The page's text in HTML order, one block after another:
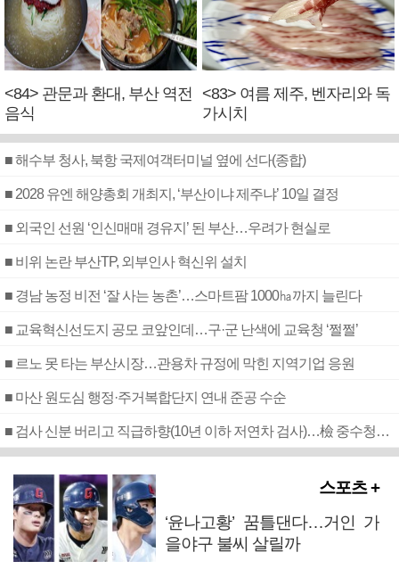
<84> 관문과 환대, 부산 역전
음식
<83> 여름 제주, 벤자리와 독
가시치
■ 해수부 청사, 북항 국제여객터미널 옆에 선다(종합)
■ 2028 유엔 해양총회 개최지, ‘부산이냐 제주냐’ 10일 결정
■ 외국인 선원 ‘인신매매 경유지’ 된 부산…우려가 현실로
■ 비위 논란 부산TP, 외부인사 혁신위 설치
■ 경남 농정 비전 ‘잘 사는 농촌’…스마트팜 1000㏊까지 늘린다
■ 교육혁신선도지 공모 코앞인데…구·군 난색에 교육청 ‘쩔쩔’
■ 르노 못 타는 부산시장…관용차 규정에 막힌 지역기업 응원
■ 마산 원도심 행정·주거복합단지 연내 준공 수순
■ 검사 신분 버리고 직급하향(10년 이하 저연차 검사)…檢 중수청행 기피
스포츠 +
‘윤나고황’ 꿈틀댄다…거인 가
을야구 불씨 살릴까